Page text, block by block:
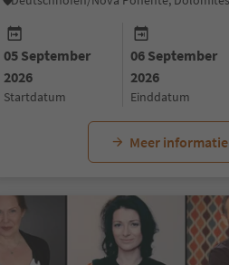
05 September
2026
startdatum
06 September
2026
einddatum
Meer informatie